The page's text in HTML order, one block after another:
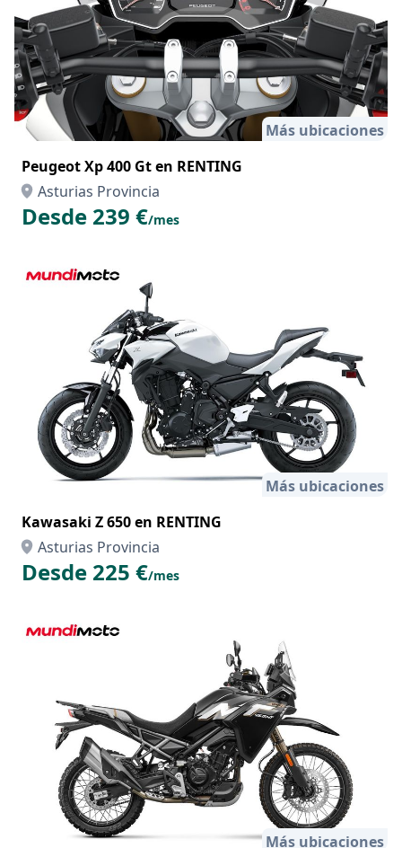
Más ubicaciones
Peugeot Xp 400 Gt en RENTING
Asturias Provincia
Desde 239 €/mes
Más ubicaciones
Kawasaki Z 650 en RENTING
Asturias Provincia
Desde 225 €/mes
Más ubicaciones